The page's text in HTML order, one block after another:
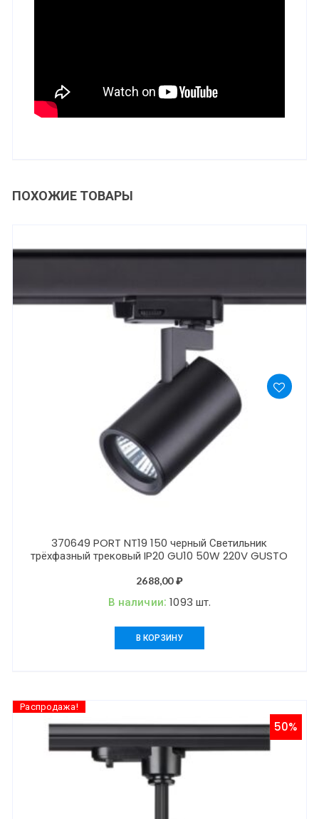
ПОХОЖИЕ ТОВАРЫ
370649 PORT NT19 150 черный Светильник
трёхфазный трековый IP20 GU10 50W 220V GUSTO
2688,00₽
В наличии:1093 шт.
В КОРЗИНУ
Распродажа!
50%